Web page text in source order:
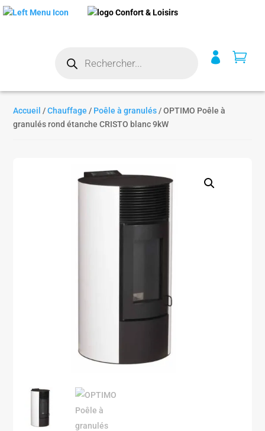
produits
 
Accueil /Chauffage / Poêle à granulés / OPTIMO Poêle à
granulés rond étanche CRISTO blanc 9kW